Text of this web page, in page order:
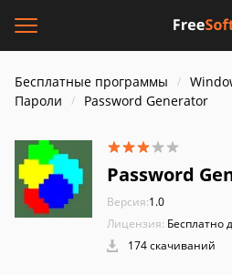
Бесплатные программы
Пароли
Password Generator
Password
Версия:1.0
Лицензия: Бесплатно
174 скачиваний